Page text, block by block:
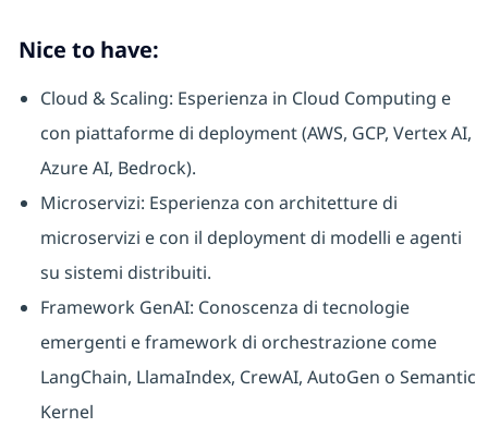
Nice to have:
Cloud & Scaling: Esperienza in Cloud Computing e
con piattaforme di deployment (AWS, GCP, Vertex AI,
Azure AI, Bedrock).
Microservizi: Esperienza con architetture di
microservizi e con il deployment di modelli e agenti
su sistemi distribuiti.
Framework GenAI: Conoscenza di tecnologie
emergenti e framework di orchestrazione come
LangChain, LlamaIndex, CrewAI, AutoGen o Semantic
Kernel